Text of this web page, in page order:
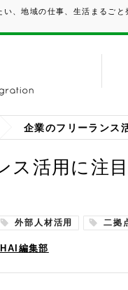
、地域の仕事、生活まるごと
ス活用に注
外部人材活用 二拠
編集部